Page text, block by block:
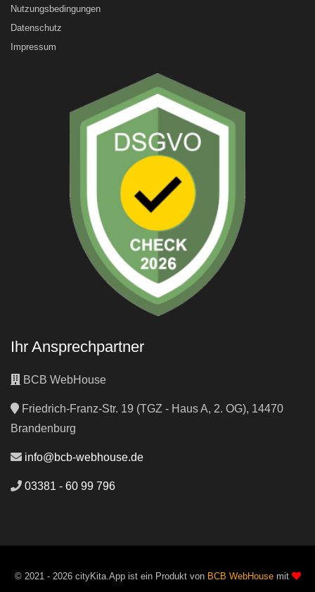
Nutzungsbedingungen
Datenschutz
Impressum
Ihr Ansprechpartner
BCB WebHouse
Friedrich-Franz-Str. 19 (TGZ - Haus A, 2. OG), 14470
Brandenburg
info@bcb-webhouse.de
03381 - 60 99 796
© 2021 - 2026 cityKita.App ist ein Produkt von BCB WebHousemit